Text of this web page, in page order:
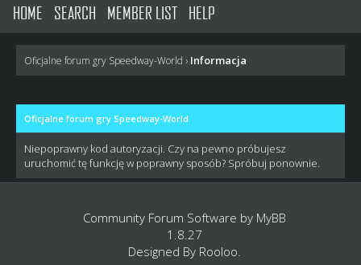
HOME SEARCH MEMBER LIST HELP
Oficjalne forum gry Speedway-World › Informacja
Oficjalne forum gry Speedway-World
Niepoprawny kod autoryzacji. Czy na pewno próbujesz
uruchomić tę funkcję w poprawny sposób? Spróbuj ponownie.
Community Forum Software by MyBB
1.8.27
Designed By Rooloo.